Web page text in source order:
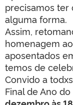
precisamos ter
alguma forma.
Assim,
homenagem
aposentados
temos de
Convido a
Final de Ano